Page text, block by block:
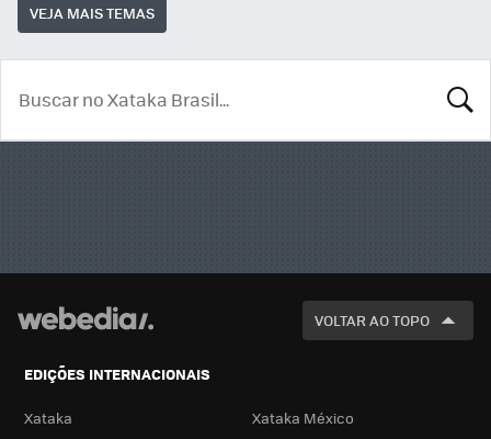
VEJA MAIS TEMAS
VOLTAR AO TOPO
EDIÇÕES INTERNACIONAIS
Xataka Xataka México